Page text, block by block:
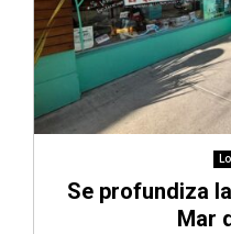
Se profundiza
Mar